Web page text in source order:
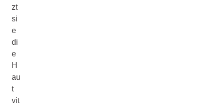
zt
si
e
di
e
H
au
t
vit